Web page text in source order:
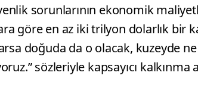
sorunlarının ekonomik
göre en az iki trilyon dolarlık bir
doğuda da o olacak, kuzeyde
sözleriyle kapsayıcı kalkınma